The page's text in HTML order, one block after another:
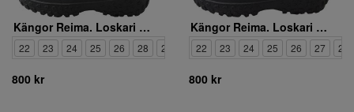
Kängor Reima. Loskari 5400124A 6910
22 23 24 25 26 28 29
800 kr
Kängor Reima. Loskari 5400124A 4500
22 23 24 25 26 27 28
800 kr